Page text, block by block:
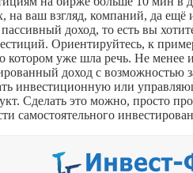
на ваш взгляд, компаний, да ещё
доход, то есть вы
Ориентируйтесь, к
котором уже шла речь. Не менее
доход с
инвестиционную или
Сделать это можно, просто
самостоятельного